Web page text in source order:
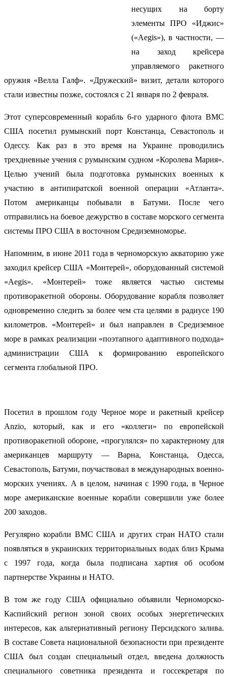
несущих на борту
элементы ПРО «Иджис»
(«Aegis»), в частности, —
на заход крейсера
управляемого ракетного
оружия «Велла Галф». «Дружеский» визит, детали которого
стали известны позже, состоялся с 21 января по 2 февраля.
Этот суперсовременный корабль 6-го ударного флота ВМС
США посетил румынский порт Констанца, Севастополь и
Одессу. Как раз в это время на Украине проводились
трехдневные учения с румынским судном «Королева Мария».
Целью учений была подготовка румынских военных к
участию в антипиратской военной операции «Атланта».
Потом американцы побывали в Батуми. После чего
отправились на боевое дежурство в составе морского сегмента
системы ПРО США в восточном Средиземноморье.
Напомним, в июне 2011 года в черноморскую акваторию уже
заходил крейсер США «Монтерей», оборудованный системой
«Aegis». «Монтерей» тоже является частью системы
противоракетной обороны. Оборудование корабля позволяет
одновременно следить за более чем ста целями в радиусе 190
километров. «Монтерей» и был направлен в Средиземное
море в рамках реализации «поэтапного адаптивного подхода»
администрации США к формированию европейского
сегмента глобальной ПРО.
Посетил в прошлом году Черное море и ракетный крейсер
Anzio, который, как и его «коллеги» по европейской
противоракетной обороне, «прогулялся» по характерному для
американцев маршруту — Варна, Констанца, Одесса,
Севастополь, Батуми, поучаствовал в международных военно-
морских учениях. А в целом, начиная с 1990 года, в Черное
море американские военные корабли совершили уже более
200 заходов.
Регулярно корабли ВМС США и других стран НАТО стали
появляться в украинских территориальных водах близ Крыма
с 1997 года, когда была подписана хартия об особом
партнерстве Украины и НАТО.
В том же году США официально объявили Черноморско-
Каспийский регион зоной своих особых энергетических
интересов, как альтернативный региону Персидского залива.
В составе Совета национальной безопасности при президенте
США был создан специальный отдел, введена должность
специального советника президента и госсекретаря по